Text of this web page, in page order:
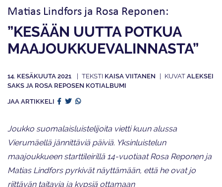
Matias Lindfors ja Rosa Reponen:
”KESÄÄN UUTTA POTKUA
MAAJOUKKUE­VALINNASTA”
14. KESÄKUUTA 2021 KAISA VIITANEN
ALEKSEI
SAKS JA ROSA REPOSEN KOTIALBUMI
JAA ARTIKKELI
Joukko suomalaisluistelijoita vietti kuun alussa
Vierumäellä jännittäviä päiviä. Yksinluistelun
maajoukkueen starttileirillä 14-vuotiaat Rosa Reponen ja
Matias Lindfors pyrkivät näyttämään, että he ovat jo
riittävän taitavia ja kypsiä ottamaan